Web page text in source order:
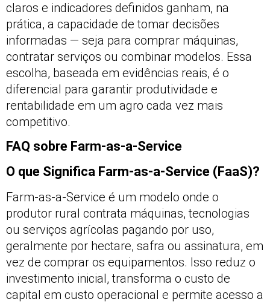
claros e indicadores definidos ganham, na
prática, a capacidade de tomar decisões
informadas — seja para comprar máquinas,
contratar serviços ou combinar modelos. Essa
escolha, baseada em evidências reais, é o
diferencial para garantir produtividade e
rentabilidade em um agro cada vez mais
competitivo.
FAQ sobre Farm-as-a-Service
O que Significa Farm-as-a-Service (FaaS)?
Farm-as-a-Service é um modelo onde o
produtor rural contrata máquinas, tecnologias
ou serviços agrícolas pagando por uso,
geralmente por hectare, safra ou assinatura, em
vez de comprar os equipamentos. Isso reduz o
investimento inicial, transforma o custo de
capital em custo operacional e permite acesso a